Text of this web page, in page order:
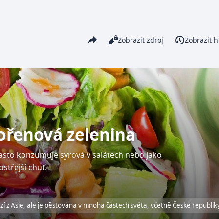
Share this pageZobrazení
Číst
Zobrazit zdroj Zobrazit
zelenina
konzumuje syrová v salátech nebo jako
chuť.
z Asie, ale je pěstována v mnoha částech světa, včetně České